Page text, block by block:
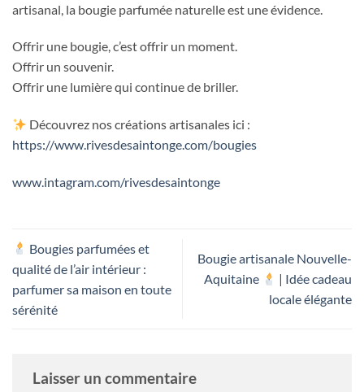
artisanal, la bougie parfumée naturelle est une évidence.
Offrir une bougie, c’est offrir un moment.
Offrir un souvenir.
Offrir une lumière qui continue de briller.
Découvrez nos créations artisanales ici :
https://www.rivesdesaintonge.com/bougies
www.intagram.com/rivesdesaintonge
Bougies parfumées et
qualité de l’air intérieur :
parfumer sa maison en toute
sérénité
Bougie artisanale Nouvelle-
Aquitaine
| Idée cadeau
locale élégante
Laisser un commentaire